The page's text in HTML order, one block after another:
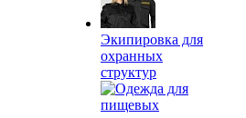
Экипировка для
охранных
структур